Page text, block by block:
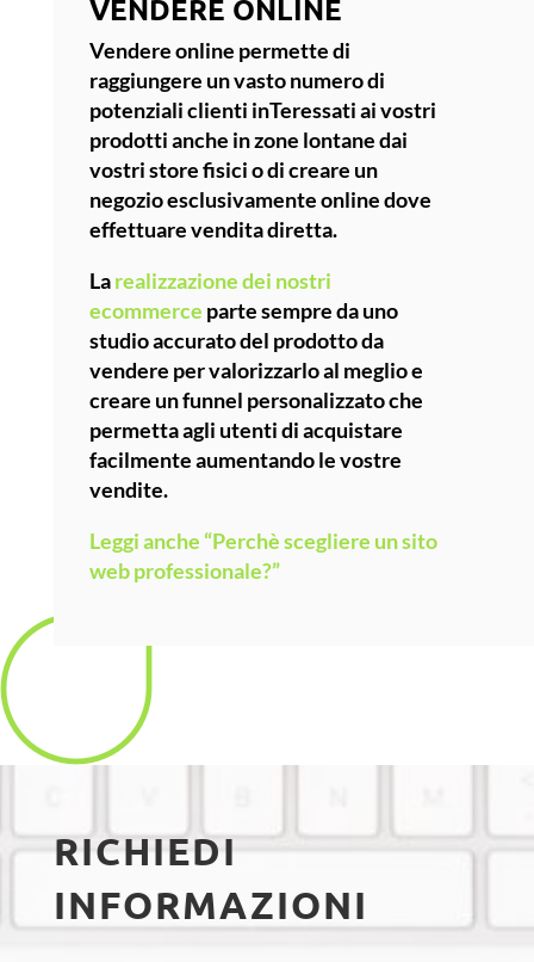
VENDERE ONLINE
Vendere online permette di
raggiungere un vasto numero di
potenziali clienti inTeressati ai vostri
prodotti anche in zone lontane dai
vostri store fisici o di creare un
negozio esclusivamente online dove
effettuare vendita diretta.
Larealizzazione dei nostri
ecommerce parte sempre da uno
studio accurato del prodotto da
vendere per valorizzarlo al meglio e
creare un funnel personalizzato che
permetta agli utenti di acquistare
facilmenteaumentando le vostre
vendite.
Leggi anche “Perchè scegliere un sito
web professionale?”
RICHIEDI
INFORMAZIONI